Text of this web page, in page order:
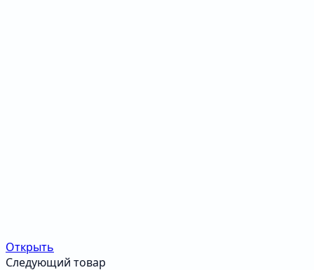
Открыть
Следующий товар